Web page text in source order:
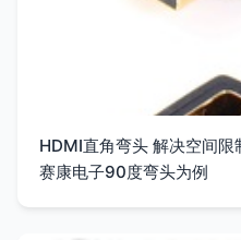
HDMI直角弯头 解决空间
赛康电子90度弯头为例